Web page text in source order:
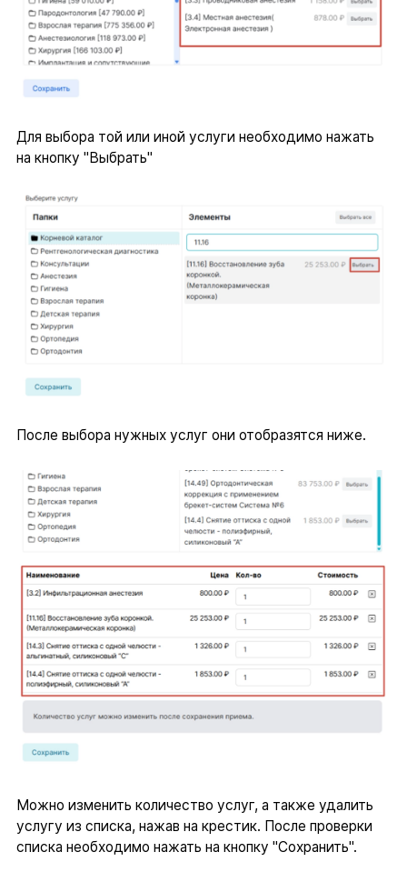
Для выбора той или иной услуги необходимо нажать
на кнопку "Выбрать"
После выбора нужных услуг они отобразятся ниже.
Можно изменить количество услуг, а также удалить
услугу из списка, нажав на крестик. После проверки
списка необходимо нажать на кнопку "Сохранить".